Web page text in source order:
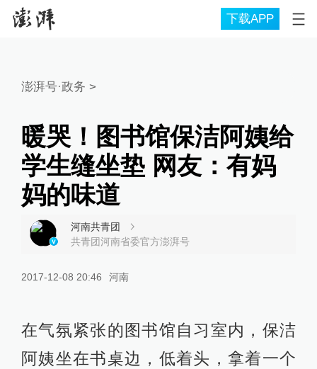
下载APP
澎湃号·政务 >
暖哭！图书馆保洁阿姨给
学生缝坐垫 网友：有妈
妈的味道
河南共青团
共青团河南省委官方澎湃号
2017-12-08 20:46 河南
在气氛紧张的图书馆自习室内，保洁
阿姨坐在书桌边，低着头，拿着一个